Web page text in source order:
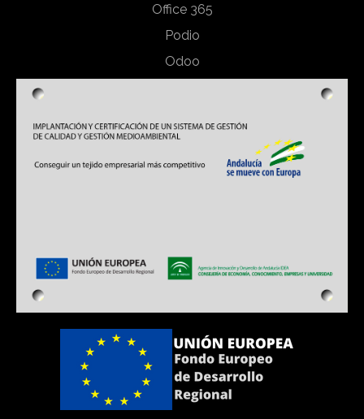
Office 365
Podio
Odoo